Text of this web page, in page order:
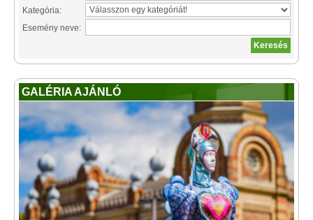
Kategória:
Esemény neve:
GALÉRIA AJÁNLÓ